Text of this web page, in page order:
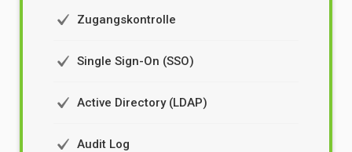
Zugangskontrolle
Single Sign-On (SSO)
Active Directory (LDAP)
Audit Log